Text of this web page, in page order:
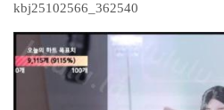
kbj25102566_362540